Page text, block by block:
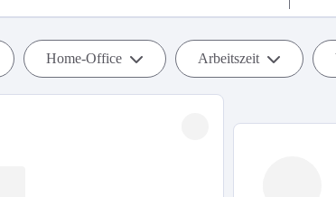
Home-Office Arbeitszeit